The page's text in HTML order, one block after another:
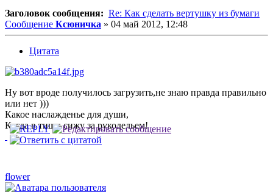
Заголовок сообщения: Re: Как сделать вертушку из бумаги
Сообщение Ксюничка » 04 май 2012, 12:48
Цитата
Ну вот вроде получилось загрузить,не знаю правда правильно
или нет )))
Какое наслажденье для души,
Когда в тиши сижу за рукодельем!
flower